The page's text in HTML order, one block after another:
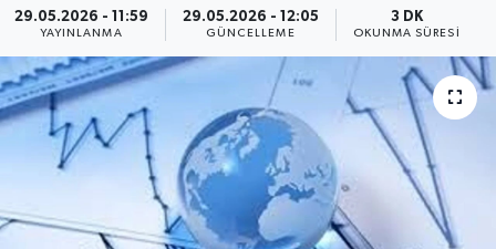
29.05.2026 - 11:59
YAYINLANMA
29.05.2026 - 12:05
GÜNCELLEME
3 DK
OKUNMA SÜRESI
Künye
Yasal Uyarı